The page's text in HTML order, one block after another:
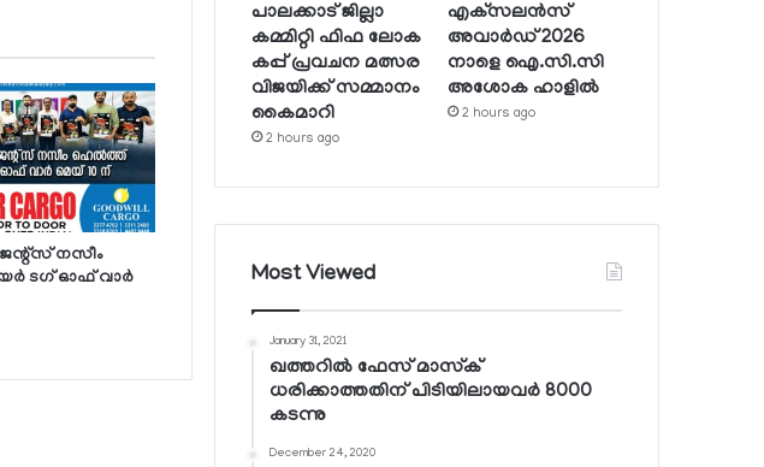
നസീം
ടഗ് ഓഫ് വാര്‍
പാലക്കാട് ജില്ലാ
കമ്മിറ്റി ഫിഫ ലോക
കപ്പ് പ്രവചന മത്സര
വിജയിക്ക് സമ്മാനം
കൈമാറി
2 hours ago
എക്‌സലന്‍സ്
അവാര്‍ഡ് 2026
നാളെ ഐ.സി.സി
അശോക ഹാളില്‍
2 hours ago
Most Viewed
January 31, 2021
ഖത്തറില്‍ ഫേസ് മാസ്‌ക്
ധരിക്കാത്തതിന് പിടിയിലായവര്‍ 8000
കടന്നു
December 24, 2020